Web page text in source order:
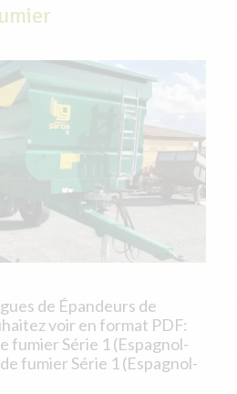
de Épandeurs de
voir en format PDF:
fumier Série 1 (Espagnol-
fumier Série 1 (Espagnol-